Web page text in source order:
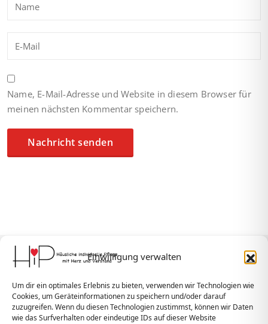
Einwilligung verwalten
Um dir ein optimales Erlebnis zu bieten, verwenden wir Technologien wie
Cookies, um Geräteinformationen zu speichern und/oder darauf
zuzugreifen. Wenn du diesen Technologien zustimmst, können wir Daten
wie das Surfverhalten oder eindeutige IDs auf dieser Website
Name, E-Mail-Adresse und Website in diesem Browser für
meinen nächsten Kommentar speichern.
Hofackerstraße 7
74232 Abstatt